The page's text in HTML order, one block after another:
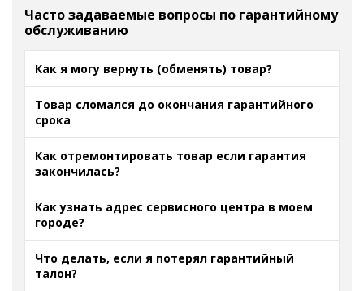
Часто задаваемые вопросы по гарантийному
обслуживанию
Как я могу вернуть (обменять) товар?
Товар сломался до окончания гарантийного
срока
Как отремонтировать товар если гарантия
закончилась?
Как узнать адрес сервисного центра в моем
городе?
Что делать, если я потерял гарантийный
талон?